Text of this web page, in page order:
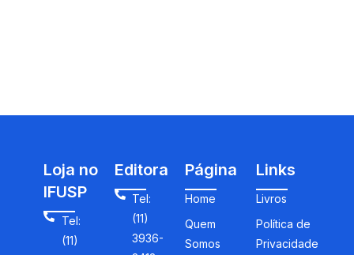
Loja no
IFUSP
Tel:
(11)
Editora
Tel:
(11)
3936-
Página
Home
Quem
Somos
Links
Livros
Política de
Privacidade